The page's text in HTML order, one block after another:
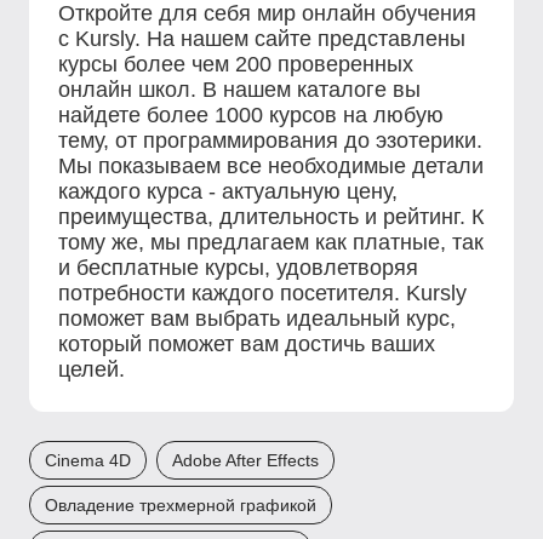
Откройте для себя мир онлайн обучения
с Kursly. На нашем сайте представлены
курсы более чем 200 проверенных
онлайн школ. В нашем каталоге вы
найдете более 1000 курсов на любую
тему, от программирования до эзотерики.
Мы показываем все необходимые детали
каждого курса - актуальную цену,
преимущества, длительность и рейтинг. К
тому же, мы предлагаем как платные, так
и бесплатные курсы, удовлетворяя
потребности каждого посетителя. Kursly
поможет вам выбрать идеальный курс,
который поможет вам достичь ваших
целей.
Cinema 4D Adobe After Effects
Овладение трехмерной графикой